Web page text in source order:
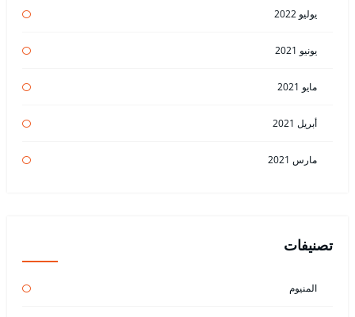
يوليو 2022
يونيو 2021
مايو 2021
أبريل 2021
مارس 2021
تصنيفات
المنيوم